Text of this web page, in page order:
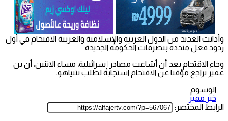
وأدانت العديد من الدول العربية والإسلامية والغربية الاقتحام في أول
ردود فعل منددة بتصرفات الحكومة الجديدة.
وجاء الاقتحام بعد أن أشاعت مصادر إسرائيلية، مساء الاثنين، أن بن
غفير تراجع مؤقتا عن الاقتحام استجابة لطلب نتنياهو.
الوسوم
خبر مميز
الرابط المختصر: